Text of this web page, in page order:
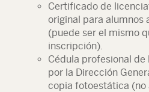
Certificado de
original para alumnos
(puede ser el mismo
inscripción).
Cédula profesional
por la Dirección
copia fotoestática (no